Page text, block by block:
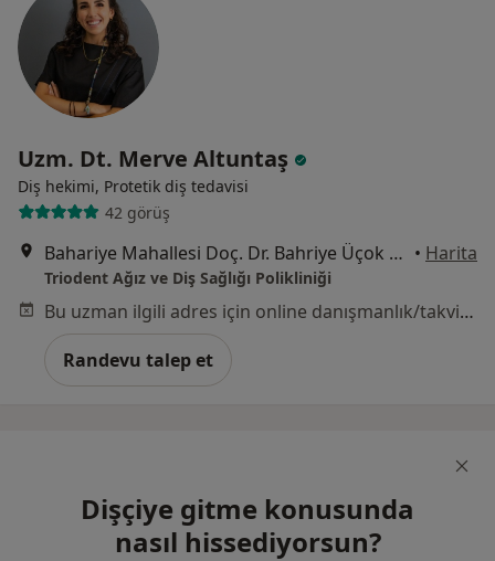
Uzm. Dt. Merve Altuntaş
Diş hekimi, Protetik diş tedavisi
42 görüş
Bahariye Mahallesi Doç. Dr. Bahriye Üçok Bulvarı No:6-A, Karşıyaka • Harita
Triodent Ağız ve Diş Sağlığı Polikliniği
Bu uzman ilgili adres için online danışmanlık/takvim sunmuyor.
Randevu talep et
Dişçiye gitme konusunda
nasıl hissediyorsun?